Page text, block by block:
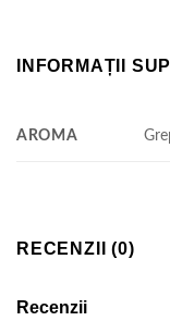
INFORMAȚII
AROMA
RECENZII (0)
Recenzii